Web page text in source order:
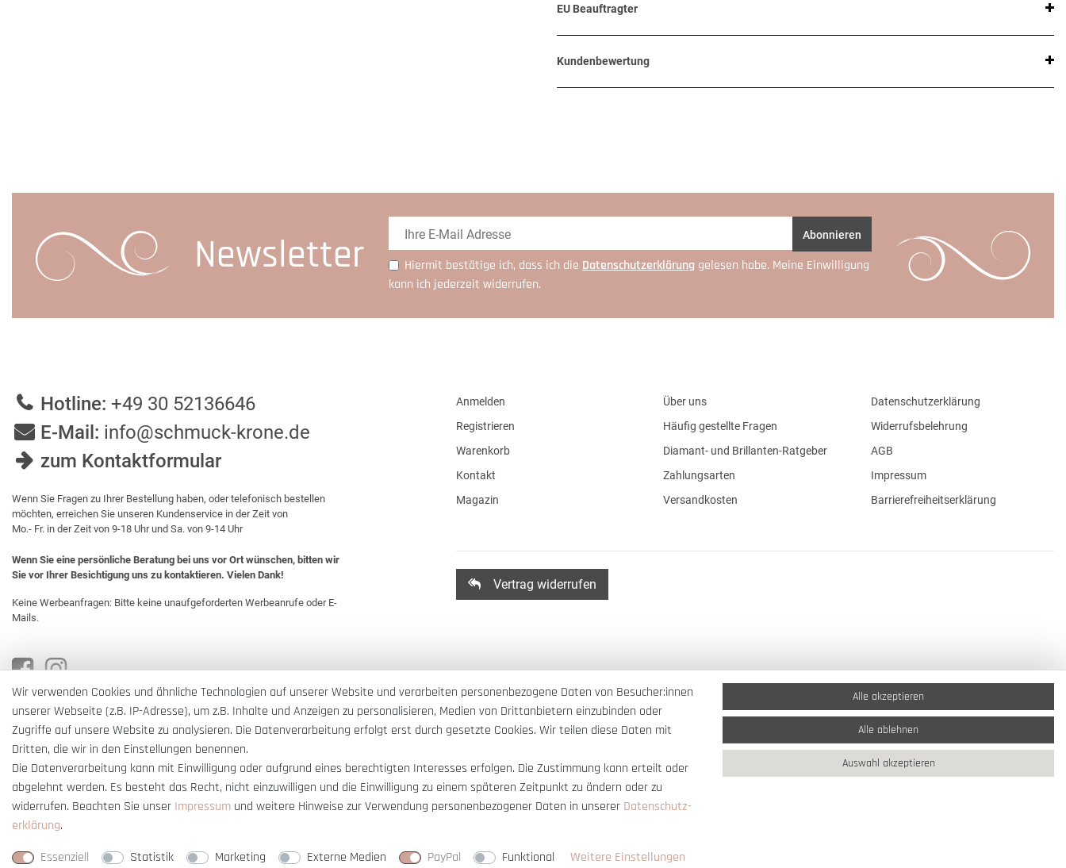
EU Beauftragter
Kundenbewertung
Newsletter Abonnieren
Hiermit bestätige ich, dass ich die Daten­schutz­erklärung gelesen habe. Meine Einwilligung
kann ich jederzeit widerrufen.
Hotline: +49 30 52136646
E-Mail: info@schmuck-krone.de
zum Kontaktformular
Wenn Sie Fragen zu Ihrer Bestellung haben, oder telefonisch bestellen
möchten, erreichen Sie unseren Kundenservice in der Zeit von
Mo.- Fr. in der Zeit von 9-18 Uhr und Sa. von 9-14 Uhr
Wenn Sie eine persönliche Beratung bei uns vor Ort wünschen, bitten wir
Sie vor Ihrer Besichtigung uns zu kontaktieren. Vielen Dank!
Keine Werbeanfragen: Bitte keine unaufgeforderten Werbeanrufe oder E-
Mails.
Anmelden
Registrieren
Warenkorb
Kontakt
Magazin
Über uns
Häufig gestellte Fragen
Diamant- und Brillanten-Ratgeber
Zahlungsarten
Versandkosten
Datenschutzerklärung
Widerrufsbelehrung
AGB
Impressum
Barrierefreiheitserklärung
Vertrag widerrufen
* Alle Preise verstehen sich inkl. gesetzl. MwSt. und
Wir verwenden Cookies und ähnliche Technologien auf unserer Website und verarbeiten personenbezogene Daten von Besucher:innen
unserer Webseite (z.B. IP-Adresse), um z.B. Inhalte und Anzeigen zu personalisieren, Medien von Drittanbietern einzubinden oder
Zugriffe auf unsere Website zu analysieren. Die Datenverarbeitung erfolgt erst durch gesetzte Cookies. Wir teilen diese Daten mit
Dritten, die wir in den Einstellungen benennen.
Die Datenverarbeitung kann mit Einwilligung oder aufgrund eines berechtigten Interesses erfolgen. Die Zustimmung kann erteilt oder
abgelehnt werden. Es besteht das Recht, nicht einzuwilligen und die Einwilligung zu einem späteren Zeitpunkt zu ändern oder zu
widerrufen. Beachten Sie unser Impressum und weitere Hinweise zur Verwendung personenbezogener Daten in unserer Daten­schutz­
erklärung.
Essenziell
Statistik Marketing Externe Medien PayPal Funktional Weitere Einstellungen
Alle akzeptieren
Alle ablehnen
Auswahl akzeptieren